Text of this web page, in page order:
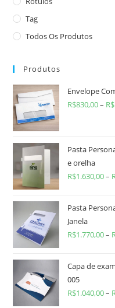
Tag
Todos Os Produtos
Produtos
Envelope
R$830,00– R$
Pasta
e orelha
R$1.630,00–
Pasta
Janela
R$1.770,00–
Capa de
005
R$1.040,00–